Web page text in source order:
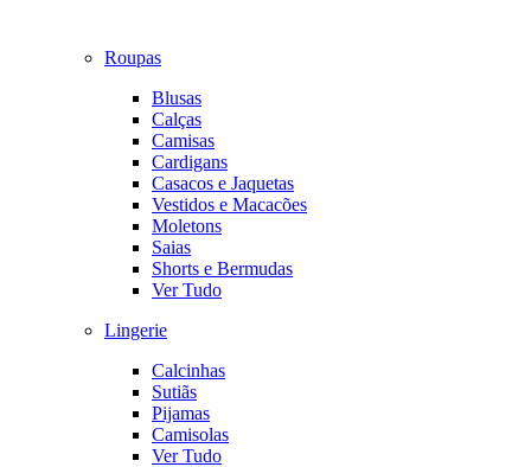
Roupas
Blusas
Calças
Camisas
Cardigans
Casacos e Jaquetas
Vestidos e Macacões
Moletons
Saias
Shorts e Bermudas
Ver Tudo
Lingerie
Calcinhas
Sutiãs
Pijamas
Camisolas
Ver Tudo